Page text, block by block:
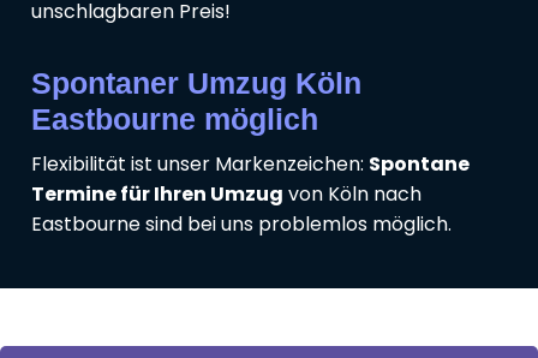
unschlagbaren Preis!
Spontaner Umzug Köln
Eastbourne möglich
Flexibilität ist unser Markenzeichen: Spontane
Termine für Ihren Umzug von Köln nach
Eastbourne sind bei uns problemlos möglich.